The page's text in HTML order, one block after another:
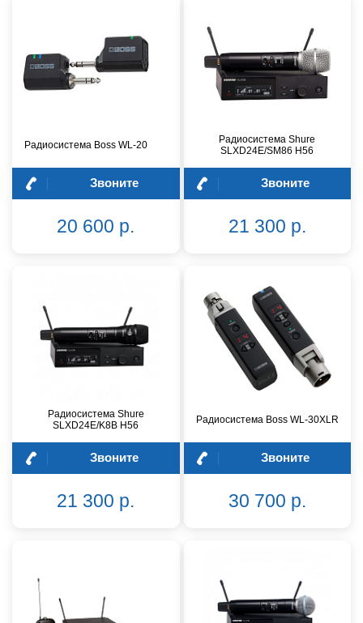
Радиосистема Boss WL-20
Звоните
20 600 р.
Радиосистема Shure
SLXD24E/SM86 H56
Звоните
21 300 р.
Радиосистема Shure
SLXD24E/K8B H56
Звоните
21 300 р.
Радиосистема Boss WL-30XLR
Звоните
30 700 р.